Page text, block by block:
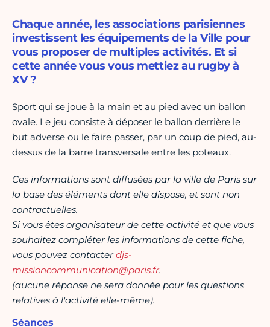
Chaque année, les associations parisiennes
investissent les équipements de la Ville pour
vous proposer de multiples activités. Et si
cette année vous vous mettiez au rugby à
XV ?
Sport qui se joue à la main et au pied avec un ballon
ovale. Le jeu consiste à déposer le ballon derrière le
but adverse ou le faire passer, par un coup de pied, au-
dessus de la barre transversale entre les poteaux.
Ces informations sont diffusées par la ville de Paris sur
la base des éléments dont elle dispose, et sont non
contractuelles.
Si vous êtes organisateur de cette activité et que vous
souhaitez compléter les informations de cette fiche,
vous pouvez contacterdjs-
missioncommunication@paris.fr.
(aucune réponse ne sera donnée pour les questions
relatives à l'activité elle-même).
Séances